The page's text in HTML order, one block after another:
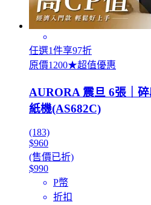
任選1件享97折
原價1200★超值優惠
AURORA 震旦 6張｜
紙機(AS682C)
(183)
$960
(售價已折)
$990
P幣
折扣